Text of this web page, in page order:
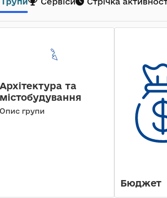
Архітектура та
містобудування
Опис групи
Бюджет